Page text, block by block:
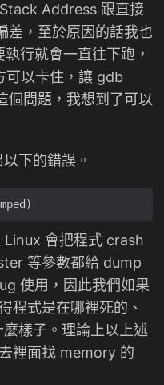
Address 跟直接
差，至於原因的話我也
行就會一直往下跑，
可以卡住，讓 gdb
問題，我想到了可以
下的錯誤。
會把程式 crash
等參數都給 dump
使用，因此我們如果
程式是在哪裡死的、
樣子。理論上以上述
裡面找 memory 的